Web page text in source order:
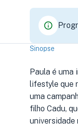
Sinopse
Paula é uma
lifestyle que
uma
filho Cadu,
universidade